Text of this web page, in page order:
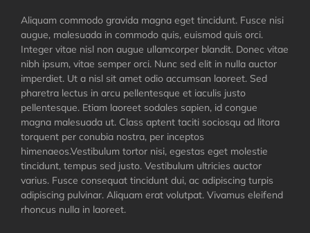
Aliquam commodo gravida magna eget tincidunt. Fusce nisi
augue, malesuada in commodo quis, euismod quis orci.
Integer vitae nisl non augue ullamcorper blandit. Donec vitae
nibh ipsum, vitae semper orci. Nunc sed elit in nulla auctor
imperdiet. Ut a nisl sit amet odio accumsan laoreet. Sed
pharetra lectus in arcu pellentesque et iaculis justo
pellentesque. Etiam laoreet sodales sapien, id congue
magna malesuada ut. Class aptent taciti sociosqu ad litora
torquent per conubia nostra, per inceptos
himenaeos.Vestibulum tortor nisi, egestas eget molestie
tincidunt, tempus sed justo. Vestibulum ultricies auctor
varius. Fusce consequat tincidunt dui, ac adipiscing turpis
adipiscing pulvinar. Aliquam erat volutpat. Vivamus eleifend
rhoncus nulla in laoreet.